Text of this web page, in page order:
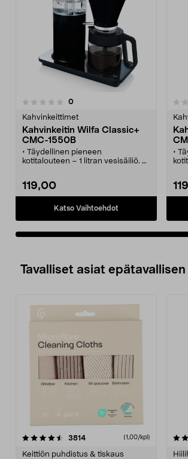
0arvostelut
Kahvinkeittimet
Kahvinkeitin Wilfa Classic+
CMC-1550B
• Täydellinen pieneen
kotitalouteen – 1 litran vesisäiliö.
°C.
• Wilfa Classic+ ilmoittaa, kun se
täytyy puhdistaa.
119,00
Katso Vaihtoehdot
0.0 viidestä
•
°C.
•
Tavalliset asiat
3814arvostelut (1,00/kpl)
Keittiön puhdistus & tiskaus
4.5viidestä